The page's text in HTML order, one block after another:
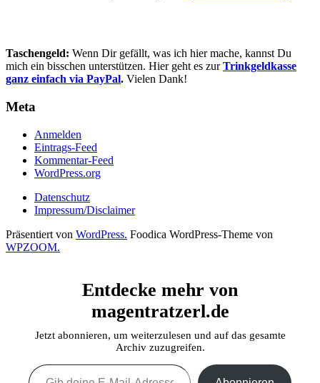
Taschengeld: Wenn Dir gefällt, was ich hier mache, kannst Du
mich ein bisschen unterstützen. Hier geht es zurTrinkgeldkasse
ganz einfach via PayPal. Vielen Dank!
Meta
Anmelden
Eintrags-Feed
Kommentar-Feed
WordPress.org
Datenschutz
Impressum/Disclaimer
Präsentiert von WordPress. Foodica WordPress-Theme von
WPZOOM.
Entdecke mehr von
magentratzerl.de
Jetzt abonnieren, um weiterzulesen und auf das gesamte
Archiv zuzugreifen.
Gib deine E-Mail-Adresse ein ...